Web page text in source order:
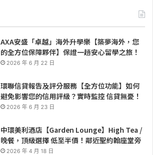
AXA安盛「卓越」海外升學樂【築夢海外，您
的全方位保障夥伴】保證一趟安心留學之旅！
2026 年 6 月 22 日
環聯信貸報告及評分服務【全方位功能】如何
避免影響您的信用評級？實時監控 信貸無憂！
2026 年 6 月 23 日
中環美利酒店【Garden Lounge】High Tea /
晚餐，頂級選擇 低至半價！鄰近聖約翰座堂旁
2026 年 4 月 18 日